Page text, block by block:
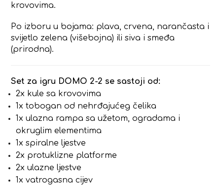
krovovima.
Po izboru u bojama: plava, crvena, narančasta i
svijetlo zelena (višebojna) ili siva i smeđa
(prirodna).
Set za igru DOMO 2-2 se sastoji od:
2x kule sa krovovima
1x tobogan od nehrđajućeg čelika
1x ulazna rampa sa užetom, ogradama i
okruglim elementima
1x spiralne ljestve
2x protuklizne platforme
2x ulazne ljestve
1x vatrogasna cijev